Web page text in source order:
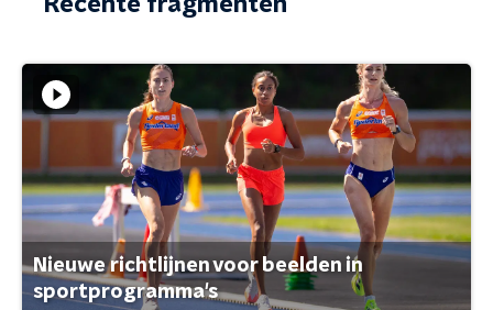
Nieuwe richtlijnen voor beelden in
sportprogramma's